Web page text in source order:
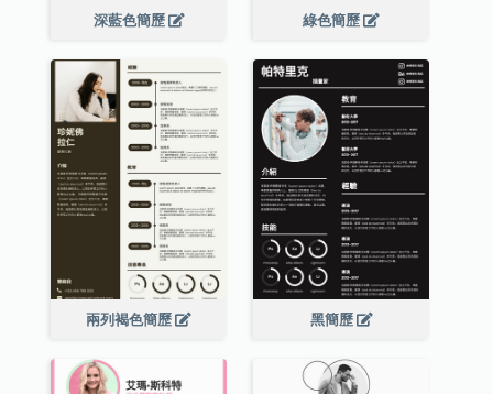
深藍色簡歷 綠色簡歷
兩列褐色簡歷 黑簡歷